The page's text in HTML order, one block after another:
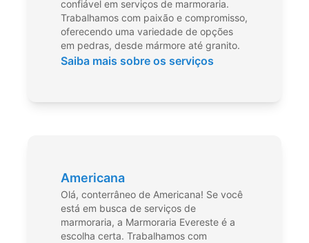
confiável em serviços de marmoraria.
Trabalhamos com paixão e compromisso,
oferecendo uma variedade de opções
em pedras, desde mármore até granito.
Saiba mais sobre os serviços
Americana
Olá, conterrâneo de Americana! Se você
está em busca de serviços de
marmoraria, a Marmoraria Evereste é a
escolha certa. Trabalhamos com